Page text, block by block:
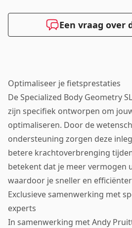
Een vraag over
Optimaliseer je fietsprestaties
De Specialized Body Geometry
zijn specifiek ontworpen om
optimaliseren. Door de
ondersteuning zorgen deze
betere krachtoverbrenging
betekent dat je meer vermogen
waardoor je sneller en
Exclusieve samenwerking met
experts
In samenwerking met Andy